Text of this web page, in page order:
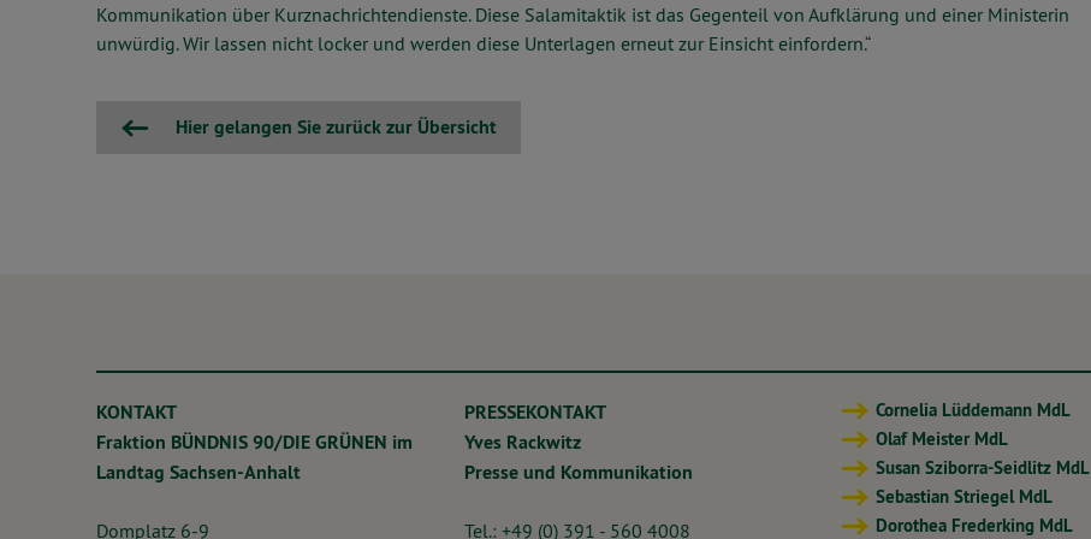
Kommunikation über Kurznachrichtendienste. Diese Salamitaktik ist das Gegenteil von Aufklärung und einer Ministerin
unwürdig. Wir lassen nicht locker und werden diese Unterlagen erneut zur Einsicht einfordern.“
Hier gelangen Sie zurück zur Übersicht
KONTAKT
Fraktion BÜNDNIS 90/DIE GRÜNEN im
Landtag Sachsen-Anhalt
Domplatz 6-9
PRESSEKONTAKT
Yves Rackwitz
Presse und Kommunikation
Tel.: +49 (0) 391 - 560 4008
Cornelia Lüddemann MdL
Olaf Meister MdL
Susan Sziborra-Seidlitz MdL
Sebastian Striegel MdL
Dorothea Frederking MdL